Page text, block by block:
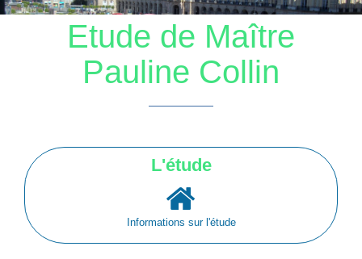
Etude de Maître
Pauline Collin
L'étude
Informations sur l'étude